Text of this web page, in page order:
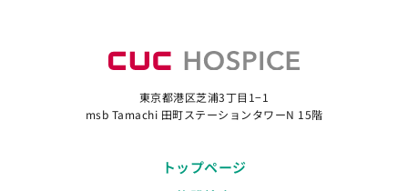
東京都港区芝浦3丁目1−1
msb Tamachi 田町ステーションタワーN 15階
トップページ